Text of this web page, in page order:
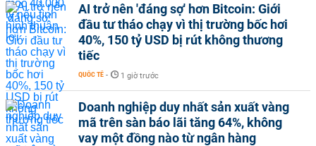
AI trở nên 'đáng sợ' hơn Bitcoin: Giới
đầu tư tháo chạy vì thị trường bốc hơi
40%, 150 tỷ USD bị rút không thương
tiếc
QUỐC TẾ - 1 giờ trước
Doanh nghiệp duy nhất sản xuất vàng
mã trên sàn báo lãi tăng 64%, không
vay một đồng nào từ ngân hàng